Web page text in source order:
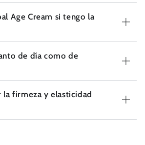
Age Cream si tengo la
de día como de
la firmeza y elasticidad